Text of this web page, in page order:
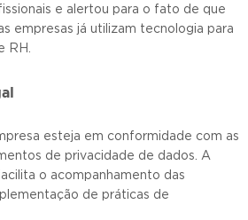
e alertou para o fato de que
empresas já utilizam tecnologia para
RH.
esteja em conformidade com as
de privacidade de dados. A
o acompanhamento das
de práticas de